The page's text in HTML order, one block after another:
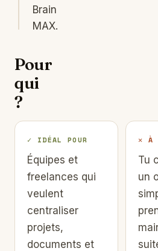
Brain
MAX.
Pour
qui
?
✓ IDÉAL POUR
Équipes et
freelances qui
veulent
centraliser
projets,
documents et
✕ À
Tu
un